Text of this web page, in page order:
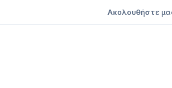
Ακολουθήστε